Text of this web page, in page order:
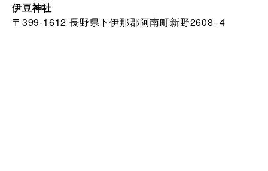
伊豆神社
〒399-1612 長野県下伊那郡阿南町新野2608−4